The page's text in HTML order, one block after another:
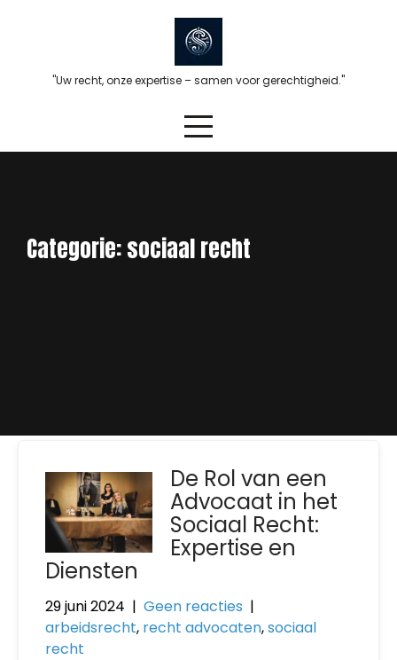
"Uw recht, onze expertise – samen voor gerechtigheid."
Categorie:sociaal recht
De Rol van een
Advocaat in het
Sociaal Recht:
Expertise en
Diensten
29 juni 2024 | Geen reacties |
arbeidsrecht, recht advocaten,sociaal
recht